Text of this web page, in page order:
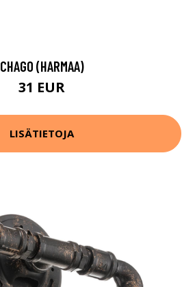
CHAGO (HARMAA)
31 EUR
LISÄTIETOJA